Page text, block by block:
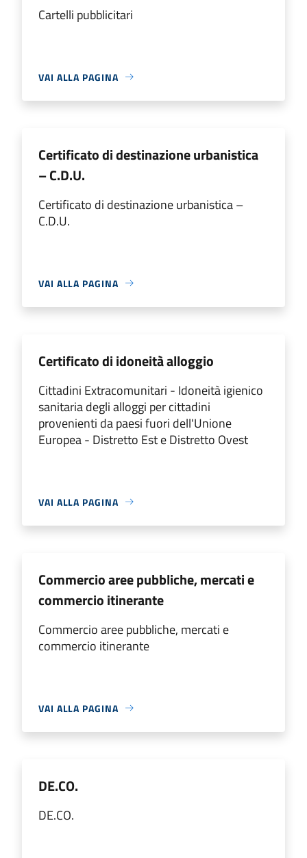
Cartelli pubblicitari
VAI ALLA PAGINA
Certificato di destinazione urbanistica
– C.D.U.
Certificato di destinazione urbanistica –
C.D.U.
VAI ALLA PAGINA
Certificato di idoneità alloggio
Cittadini Extracomunitari - Idoneità igienico
sanitaria degli alloggi per cittadini
provenienti da paesi fuori dell'Unione
Europea - Distretto Est e Distretto Ovest
VAI ALLA PAGINA
Commercio aree pubbliche, mercati e
commercio itinerante
Commercio aree pubbliche, mercati e
commercio itinerante
VAI ALLA PAGINA
DE.CO.
DE.CO.